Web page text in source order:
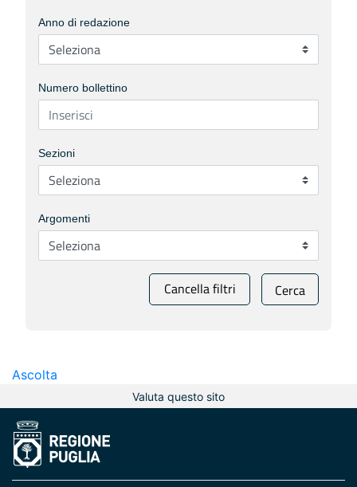
Anno di redazione
Numero bollettino
Sezioni
Argomenti
Cancella filtri Cerca
Ascolta
Valuta questo sito